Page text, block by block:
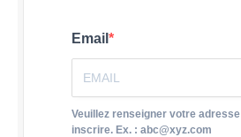
Email
Veuillez renseigner votre
inscrire. Ex. : abc@xyz.com